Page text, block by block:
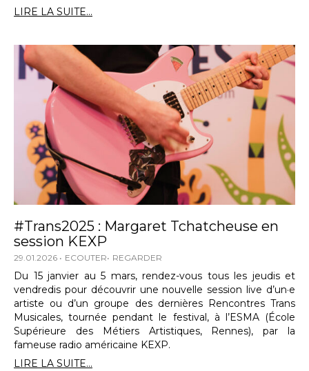
LIRE LA SUITE...
#Trans2025 : Margaret Tchatcheuse en
session KEXP
29.01.2026 ECOUTER REGARDER
Du 15 janvier au 5 mars, rendez-vous tous les jeudis et
vendredis pour découvrir une nouvelle session live d’un·e
artiste ou d’un groupe des dernières Rencontres Trans
Musicales, tournée pendant le festival, à l’ESMA (École
Supérieure des Métiers Artistiques, Rennes), par la
fameuse radio américaine KEXP.
LIRE LA SUITE...